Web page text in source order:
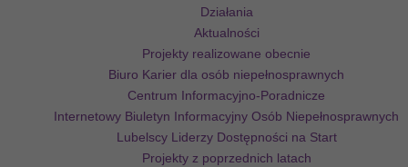
Działania
Aktualności
Projekty realizowane obecnie
Biuro Karier dla osób niepełnosprawnych
Centrum Informacyjno-Poradnicze
Internetowy Biuletyn Informacyjny Osób Niepełnosprawnych
Lubelscy Liderzy Dostępności na Start
Projekty z poprzednich latach